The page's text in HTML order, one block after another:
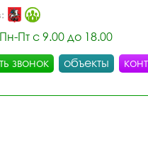
Пн-Пт с 9.00 до 18.00
звонок объекты